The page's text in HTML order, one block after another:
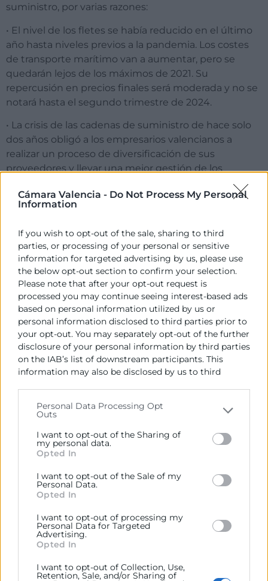
Cámara Valencia - Do Not Process My Personal
Information
If you wish to opt-out of the sale, sharing to third
parties, or processing of your personal or sensitive
information for targeted advertising by us, please use
the below opt-out section to confirm your selection.
Please note that after your opt-out request is
processed you may continue seeing interest-based ads
based on personal information utilized by us or
personal information disclosed to third parties prior to
your opt-out. You may separately opt-out of the further
disclosure of your personal information by third parties
on the IAB’s list of downstream participants. This
information may also be disclosed by us to third
Please note that this website/app uses one or more
Google services and may gather and store information
including but not limited to your visit or usage
behaviour. You may click to grant or deny consent to
below specified purposes in below Google consent
section.
Personal Data Processing Opt
Outs
I want to opt-out of the Sharing of
my personal data.
Opted In
I want to opt-out of the Sale of my
Personal Data.
Opted In
I want to opt-out of processing my
Personal Data for Targeted
Advertising.
Opted In
I want to opt-out of Collection, Use,
Retention, Sale, and/or Sharing of
suministro, por varias razones:
• El nivel de los fletes se había reducido en el último
año hasta niveles previos a la pandemia. Los costes
de transporte marítimo van a aumentar, pero se
quedarán lejos de los máximos de 2021. Su
repercusión en precios finales será moderada y no se
notará hasta el segundo trimestre de 2024.
• La crisis de las cadenas de suministro de hace solo
dos años obligó a los empresarios valencianos a
realizar un proceso de diversificación de sus
proveedores y llevar una mejor gestión de los
suministros. Por ello, los problemas de suministros
que genere este conflicto impactarán con menor
intensidad en la actividad industrial y comercial.
• Si el conflicto se circunscribe al Mar Rojo y Canal de
Suez, el suministro de petróleo de Oriente Medio no
se verá afectado y por tanto, su precio en los
mercados internacionales no aumentará de forma
notable.
• No se esperan grandes cambios en la evolución de
las exportaciones valencianas hacia los mercados
asiáticos, que mantendrá una senda descendente,
salvo para mercados como la India y algunos países
del ASEAN (Taiwán y Singapur) que por su
dinamismo mantendrán su comportamiento al alza.
• El retraso en el proceso de recuperación económica
conflicto sí que incidirá en la evolución de las
exportaciones valencianas a estos mercados en el
Estaremos atentos a la evolución del conflicto para
Recursos vinculados
Implicaciones para la economía valenciana de la